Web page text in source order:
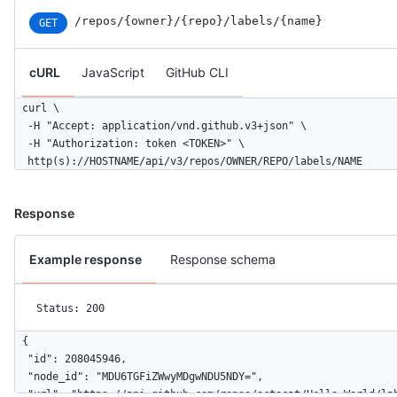
GET /repos /{owner} /{repo} /labels /{name}
cURL JavaScript GitHub CLI
curl \
  -H "Accept: application/vnd.github.v3+json" \
  -H "Authorization: token <TOKEN>" \
  http(s)://HOSTNAME/api/v3/repos/OWNER/REPO/labels/NAME
Response
Example response Response schema
Status: 200
{
  "id": 208045946,
  "node_id": "MDU6TGFiZWwyMDgwNDU5NDY=",
"url": "https://api.github.com/repos/octocat/Hello-World/